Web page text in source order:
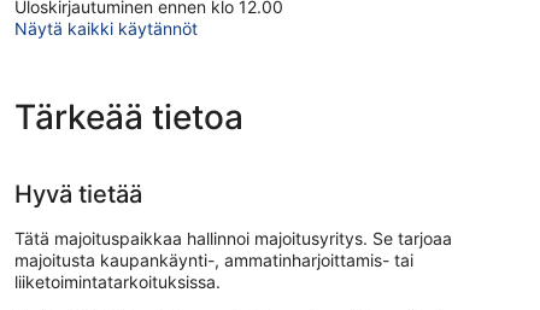
Uloskirjautuminen ennen klo 12.00
Näytä kaikki käytännöt
Tärkeää tietoa
Hyvä tietää
Tätä majoituspaikkaa hallinnoi majoitusyritys. Se tarjoaa
majoitusta kaupankäynti-, ammatinharjoittamis- tai
liiketoimintatarkoituksissa.